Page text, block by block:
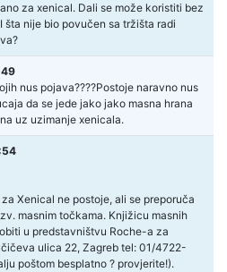
za xenical. Dali se može koristiti bez
šta nije bio povučen sa tržišta radi
nus pojava????Postoje naravno nus
da se jede jako jako masna hrana
uz uzimanje xenicala.
Xenical ne postoje, ali se preporuča
masnim točkama. Knjižicu masnih
u predstavništvu Roche-a za
ulica 22, Zagreb tel: 01/4722-
poštom besplatno ? provjerite!).